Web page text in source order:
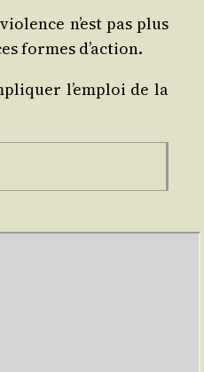
n’est pas plus
formes d’action.
l’emploi de la